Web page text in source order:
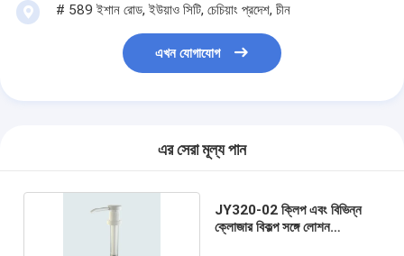
# 589 ইশান রোড, ইউয়াও সিটি, চেচিয়াং প্রদেশ, চীন
এখন যোগাযোগ
এর সেরা মূল্য পান
JY320-02 ক্লিপ এবং বিভিন্ন
ক্লোজার বিকল্প সঙ্গে লোশন